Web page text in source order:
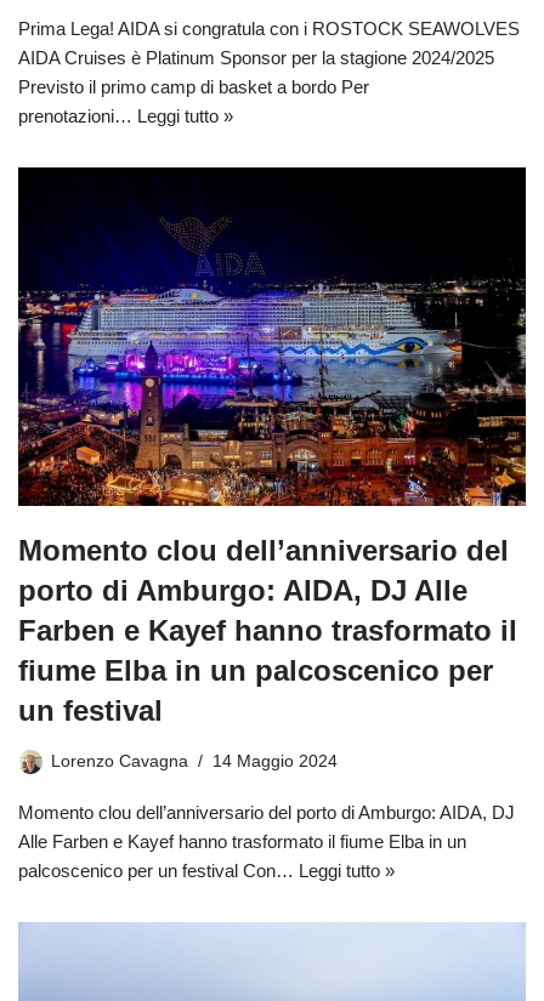
Prima Lega! AIDA si congratula con i ROSTOCK SEAWOLVES
AIDA Cruises è Platinum Sponsor per la stagione 2024/2025
Previsto il primo camp di basket a bordo Per
prenotazioni… Leggi tutto »
Momento clou dell’anniversario del
porto di Amburgo: AIDA, DJ Alle
Farben e Kayef hanno trasformato il
fiume Elba in un palcoscenico per
un festival
Lorenzo Cavagna 14 Maggio 2024
Momento clou dell’anniversario del porto di Amburgo: AIDA, DJ
Alle Farben e Kayef hanno trasformato il fiume Elba in un
palcoscenico per un festival Con… Leggi tutto »